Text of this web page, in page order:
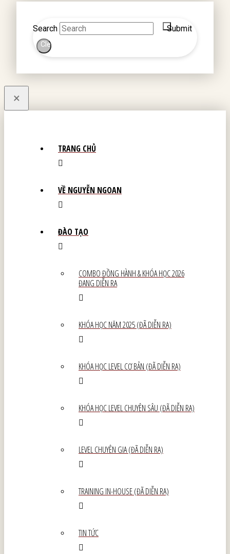
Search Submit
Clear
×
TRANG CHỦ
VỀ NGUYỄN NGOAN
ĐÀO TẠO
COMBO ĐỒNG HÀNH & KHÓA HỌC 2026
ĐANG DIỄN RA
KHÓA HỌC NĂM 2025 (ĐÃ DIỄN RA)
KHÓA HỌC LEVEL CƠ BẢN (ĐÃ DIỄN RA)
KHÓA HỌC LEVEL CHUYÊN SÂU (ĐÃ DIỄN RA)
LEVEL CHUYÊN GIA (ĐÃ DIỄN RA)
TRAINING IN-HOUSE (ĐÃ DIỄN RA)
TIN TỨC